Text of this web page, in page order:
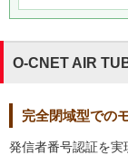
O-CNET AIR
完全閉域型での
発信者番号認証を実